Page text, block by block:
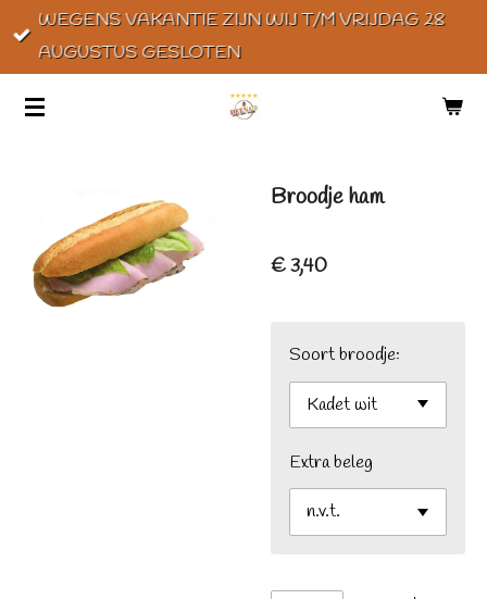
Ga
direct
de
WEGENS VAKANTIE ZIJN WIJ T/M VRIJDAG 28
AUGUSTUS GESLOTEN
Broodje ham
€ 3,40
Soort broodje:
Extra beleg